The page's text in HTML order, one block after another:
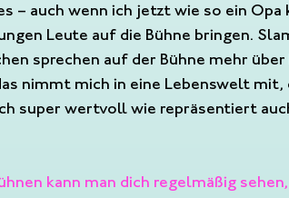
– auch wenn ich jetzt wie so ein
Leute auf die Bühne bringen.
sprechen auf der Bühne mehr
nimmt mich in eine Lebenswelt mit,
super wertvoll wie repräsentiert
kann man dich regelmäßig